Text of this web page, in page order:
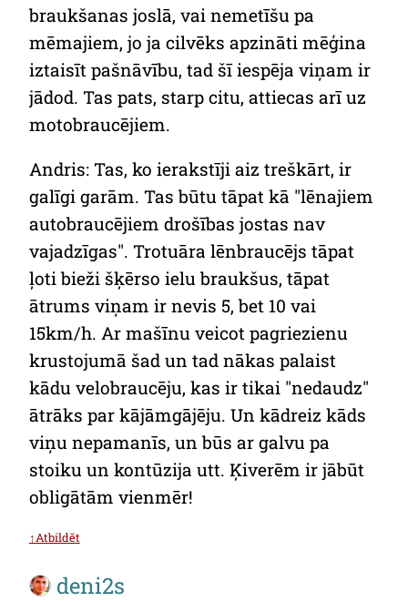
braukšanas joslā, vai nemetīšu pa
mēmajiem, jo ja cilvēks apzināti mēģina
iztaisīt pašnāvību, tad šī iespēja viņam ir
jādod. Tas pats, starp citu, attiecas arī uz
motobraucējiem.
Andris: Tas, ko ierakstīji aiz treškārt, ir
galīgi garām. Tas būtu tāpat kā "lēnajiem
autobraucējiem drošības jostas nav
vajadzīgas". Trotuāra lēnbraucējs tāpat
ļoti bieži šķērso ielu braukšus, tāpat
ātrums viņam ir nevis 5, bet 10 vai
15km/h. Ar mašīnu veicot pagriezienu
krustojumā šad un tad nākas palaist
kādu velobraucēju, kas ir tikai "nedaudz"
ātrāks par kājāmgājēju. Un kādreiz kāds
viņu nepamanīs, un būs ar galvu pa
stoiku un kontūzija utt. Ķiverēm ir jābūt
obligātām vienmēr!
↑Atbildēt
deni2s